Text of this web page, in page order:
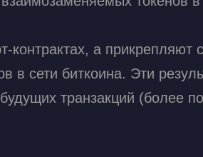
контрактах, а прикрепляют
в сети биткоина. Эти
транзакций (более